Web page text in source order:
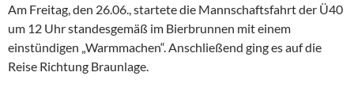
Am Freitag, den 26.06., startete die Mannschaftsfahrt der Ü40
um 12 Uhr standesgemäß im Bierbrunnen mit einem
einstündigen „Warmmachen“. Anschließend ging es auf die
Reise Richtung Braunlage.